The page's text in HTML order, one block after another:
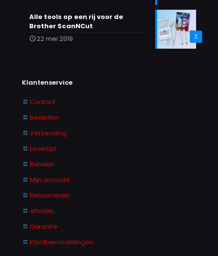
2
Alle tools op een rij voor de
Brother ScanNCut
22 mei 2019
Klantenservice
Contact
Bestellen
Verzending
Levertijd
Betalen
Mijn account
Retourneren
Afhalen
Garantie
Klantbeoordelingen